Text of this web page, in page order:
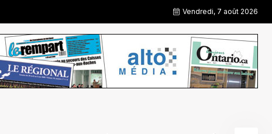
Vendredi, 7 août 2026